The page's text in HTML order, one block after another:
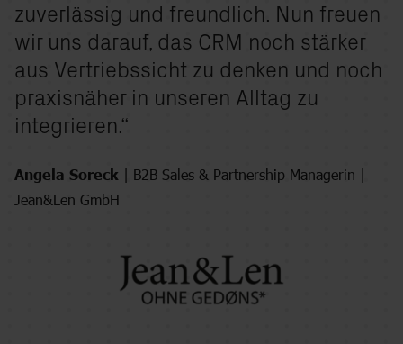
zuverlässig und freundlich. Nun freuen
wir uns darauf, das CRM noch stärker
aus Vertriebssicht zu denken und noch
praxisnäher in unseren Alltag zu
integrieren.“
Angela Soreck | B2B Sales & Partnership Managerin |
Jean&Len GmbH